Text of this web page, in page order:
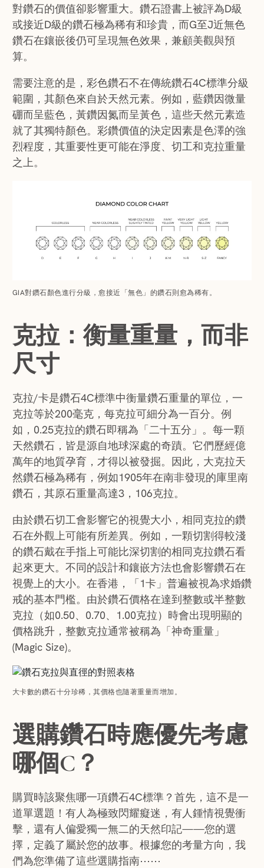
對鑽石的價值卻影響重大。鑽石證書上被評為D級
或接近D級的鑽石極為稀有和珍貴，而G至J近無色
鑽石在鑲嵌後仍可呈現無色效果，兼顧美觀與預
算。
需要注意的是，彩色鑽石不在傳統鑽石4C標準分級
範圍，其顏色來自於天然元素。例如，藍鑽因微量
硼而呈藍色，黃鑽因氮而呈黃色，這些天然元素造
就了其獨特顏色。彩鑽價值的決定因素是色澤的強
烈程度，其重要性更可能在淨度、切工和克拉重量
之上。
GIA對鑽石顏色進行分級，愈接近「無色」的鑽石則愈為稀有。
克拉：衡量重量，而非
尺寸
克拉/卡是鑽石4C標準中衡量鑽石重量的單位，一
克拉等於200毫克，每克拉可細分為一百分。例
如，0.25克拉的鑽石即稱為「二十五分」。每一顆
天然鑽石，皆是源自地球深處的奇蹟。它們歷經億
萬年的地質孕育，才得以被發掘。因此，大克拉天
然鑽石極為稀有，例如1905年在南非發現的庫里南
鑽石，其原石重量高達3，106克拉。
由於鑽石切工會影響它的視覺大小，相同克拉的鑽
石在外觀上可能有所差異。例如，一顆切割得較淺
的鑽石戴在手指上可能比深切割的相同克拉鑽石看
起來更大。不同的設計和鑲嵌方法也會影響鑽石在
視覺上的大小。在香港，「1卡」普遍被視為求婚鑽
戒的基本門檻。由於鑽石價格在達到整數或半整數
克拉（如0.50、0.70、1.00克拉）時會出現明顯的
價格跳升，整數克拉通常被稱為「神奇重量」
(Magic Size)。
大卡數的鑽石十分珍稀，其價格也隨著重量而增加。
選購鑽石時應優先考慮
哪個C？
購買時該聚焦哪一項鑽石4C標準？首先，這不是一
道單選題！有人為極致閃耀癡迷，有人鍾情視覺衝
擊，還有人偏愛獨一無二的天然印記——您的選
擇，定義了屬於您的故事。根據您的考量方向，我
們為您準備了這些選購指南⋯⋯